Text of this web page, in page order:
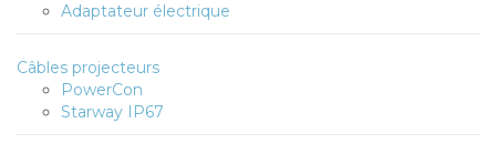
Adaptateur électrique
Câbles projecteurs
PowerCon
Starway IP67